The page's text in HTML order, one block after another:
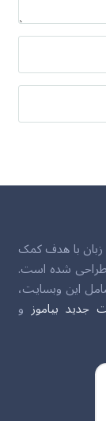
با هدف کمک
طراحی شده است.
این وبسایت،
جدید بیاموز و